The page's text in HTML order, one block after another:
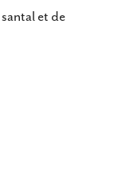
et de